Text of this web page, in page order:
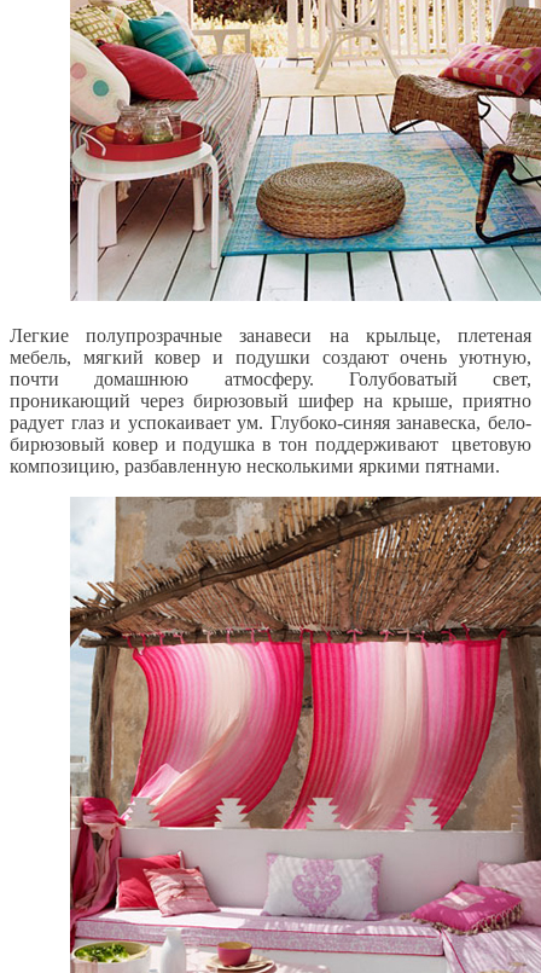
Легкие полупрозрачные занавеси на крыльце, плетеная
мебель, мягкий ковер и подушки создают очень уютную,
почти домашнюю атмосферу. Голубоватый свет,
проникающий через бирюзовый шифер на крыше, приятно
радует глаз и успокаивает ум. Глубоко-синяя занавеска, бело-
бирюзовый ковер и подушка в тон поддерживают цветовую
композицию, разбавленную несколькими яркими пятнами.